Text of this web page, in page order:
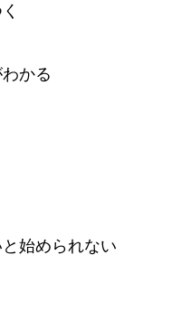
かる
始められない